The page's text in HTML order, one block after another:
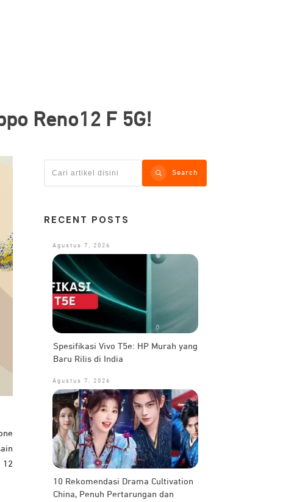
Reno12 F 5G!
12
Search
RECENT POSTS
Agustus 7, 2026
Spesifikasi Vivo T5e: HP Murah yang
Baru Rilis di India
Agustus 7, 2026
10 Rekomendasi Drama Cultivation
China, Penuh Pertarungan dan